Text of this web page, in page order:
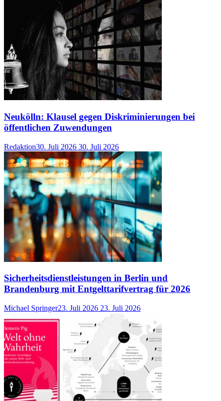
Neukölln: Klausel gegen Diskriminierungen bei
öffentlichen Zuwendungen
Redaktion30. Juli 2026 30. Juli 2026
Sicherheitsdienstleistungen in Berlin und
Brandenburg mit Entgelttarifvertrag für 2026
Michael Springer23. Juli 2026 23. Juli 2026